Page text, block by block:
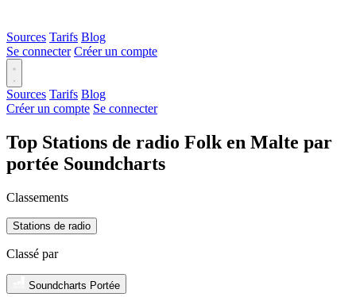
Sources Tarifs Blog
Se connecter Créer un compte
Sources Tarifs Blog
Créer un compte Se connecter
Top Stations de radio Folk en Malte par
portée Soundcharts
Classements
Stations de radio
Classé par
Soundcharts Portée